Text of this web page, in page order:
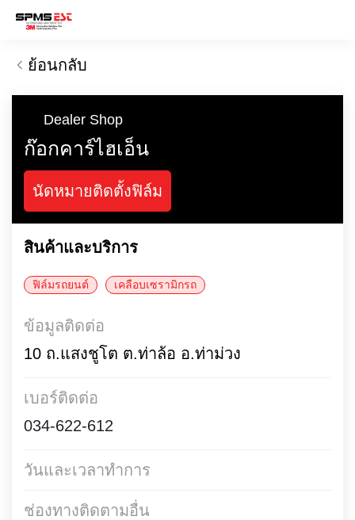
ย้อนกลับ
Dealer Shop
ก๊อกคาร์ไฮเอ็น
นัดหมายติดตั้งฟิล์ม
สินค้าและบริการ
ฟิล์มรถยนต์ เคลือบเซรามิกรถ
ข้อมูลติดต่อ
10 ถ.แสงชูโต ต.ท่าล้อ อ.ท่าม่วง
เบอร์ติดต่อ
034-622-612
วันและเวลาทำการ
ช่องทางติดตามอื่น